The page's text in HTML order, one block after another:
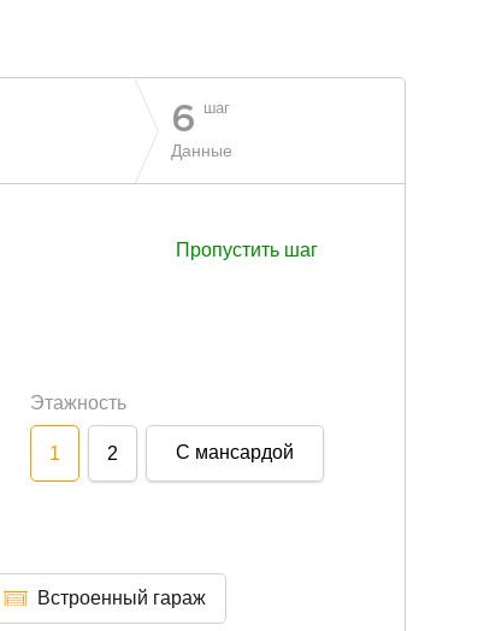
6 шаг
Данные
Пропустить шаг
Этажность
1 2 С мансардой
Встроенный гараж